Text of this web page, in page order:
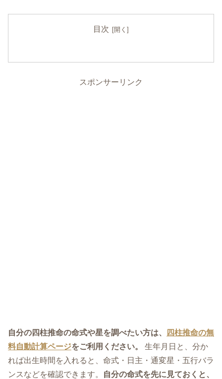
目次
スポンサーリンク
自分の四柱推命の命式や星を調べたい方は、
四柱推命の無
料自動計算ページをご利用ください。
生年月日と、分か
れば出生時間を入れると、命式・日主・通変星・五行バラ
ンスなどを確認できます。
自分の命式を先に見ておくと、